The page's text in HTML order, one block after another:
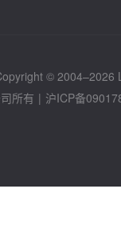
© 2004–2026
所有 | 沪ICP备